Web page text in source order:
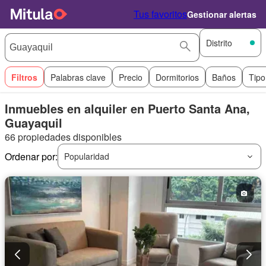
Tus favoritosGestionar alertas
Distrito
Filtros Palabras clave Precio Dormitorios Baños
Inmuebles en alquiler en Puerto Santa Ana,
Guayaquil
66 propiedades disponibles
Ordenar por:
Popularidad